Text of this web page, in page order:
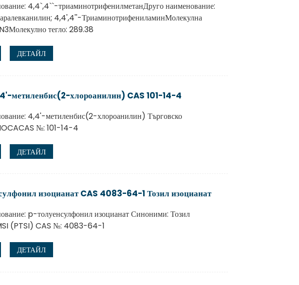
4,4`,4``-триаминотрифенилметанДруго наименование:
4,4',4''-ТриаминотрифениламинМолекулна
тегло: 289.38
ДЕТАЙЛ
метиленбис(2-хлороанилин) CAS 101-14-4
4,4'-метиленбис(2-хлороанилин) Търговско
№: 101-14-4
ДЕТАЙЛ
изоцианат CAS 4083-64-1 Тозил изоцианат
p-толуенсулфонил изоцианат Синоними: Тозил
(PTSI) CAS №: 4083-64-1
ДЕТАЙЛ